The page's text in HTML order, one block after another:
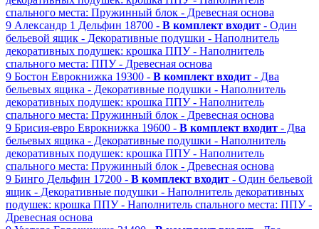
спального места: Пружинный блок - Древесная основа
9 Александр 1 Дельфин 18700 - В комплект входит - Один
бельевой ящик - Декоративные подушки - Наполнитель
декоративных подушек: крошка ППУ - Наполнитель
спального места: ППУ - Древесная основа
9 Бостон Еврокнижка 19300 - В комплект входит - Два
бельевых ящика - Декоративные подушки - Наполнитель
декоративных подушек: крошка ППУ - Наполнитель
спального места: Пружинный блок - Древесная основа
9 Брисия-евро Еврокнижка 19600 - В комплект входит - Два
бельевых ящика - Декоративные подушки - Наполнитель
декоративных подушек: крошка ППУ - Наполнитель
спального места: Пружинный блок - Древесная основа
9 Бинго Дельфин 17200 - В комплект входит - Один бельевой
ящик - Декоративные подушки - Наполнитель декоративных
подушек: крошка ППУ - Наполнитель спального места: ППУ -
Древесная основа